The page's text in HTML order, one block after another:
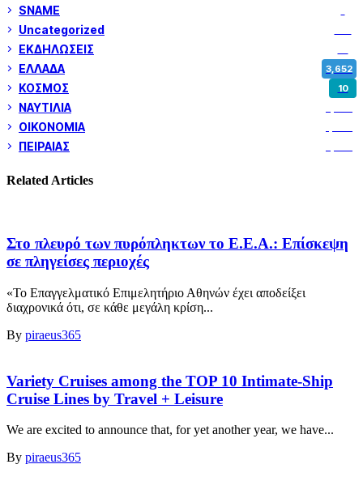
SNAME
Uncategorized
ΕΚΔΗΛΩΣΕΙΣ
ΕΛΛΑΔΑ 3,652
ΚΟΣΜΟΣ 10
ΝΑΥΤΙΛΙΑ
ΟΙΚΟΝΟΜΙΑ
ΠΕΙΡΑΙΑΣ
Related Articles
Στο πλευρό των πυρόπληκτων το Ε.Ε.Α.: Επίσκεψη
σε πληγείσες περιοχές
«Το Επαγγελματικό Επιμελητήριο Αθηνών έχει αποδείξει
διαχρονικά ότι, σε κάθε μεγάλη κρίση...
By piraeus365
Variety Cruises among the TOP 10 Intimate-Ship
Cruise Lines by Travel + Leisure
We are excited to announce that, for yet another year, we have...
By piraeus365